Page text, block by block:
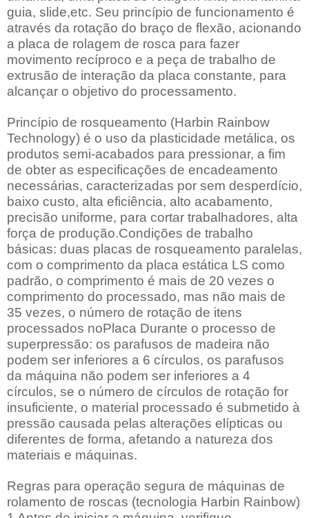
guia, slide,etc. Seu princípio de funcionamento é
através da rotação do braço de flexão, acionando
a placa de rolagem de rosca para fazer
movimento recíproco e a peça de trabalho de
extrusão de interação da placa constante, para
alcançar o objetivo do processamento.
Princípio de rosqueamento (Harbin Rainbow
Technology) é o uso da plasticidade metálica, os
produtos semi-acabados para pressionar, a fim
de obter as especificações de encadeamento
necessárias, caracterizadas por sem desperdício,
baixo custo, alta eficiência, alto acabamento,
precisão uniforme, para cortar trabalhadores, alta
força de produção.Condições de trabalho
básicas: duas placas de rosqueamento paralelas,
com o comprimento da placa estática LS como
padrão, o comprimento é mais de 20 vezes o
comprimento do processado, mas não mais de
35 vezes, o número de rotação de itens
processados noPlaca Durante o processo de
superpressão: os parafusos de madeira não
podem ser inferiores a 6 círculos, os parafusos
da máquina não podem ser inferiores a 4
círculos, se o número de círculos de rotação for
insuficiente, o material processado é submetido à
pressão causada pelas alterações elípticas ou
diferentes de forma, afetando a natureza dos
materiais e máquinas.
Regras para operação segura de máquinas de
rolamento de roscas (tecnologia Harbin Rainbow)